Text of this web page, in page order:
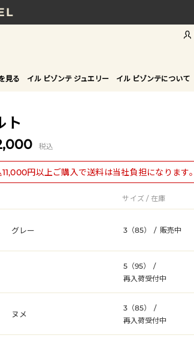
で送料無料
フトガイド
見る イル ビゾンテ ジュエリー イル ビゾンテについて
ト
税込
11,000円以上ご購入で送料は当社負担になります
サイズ / 在庫
グレー 3（85） / 販売中
5（95）
/
再入荷受付中
ヌメ
3（85）
/
再入荷受付中